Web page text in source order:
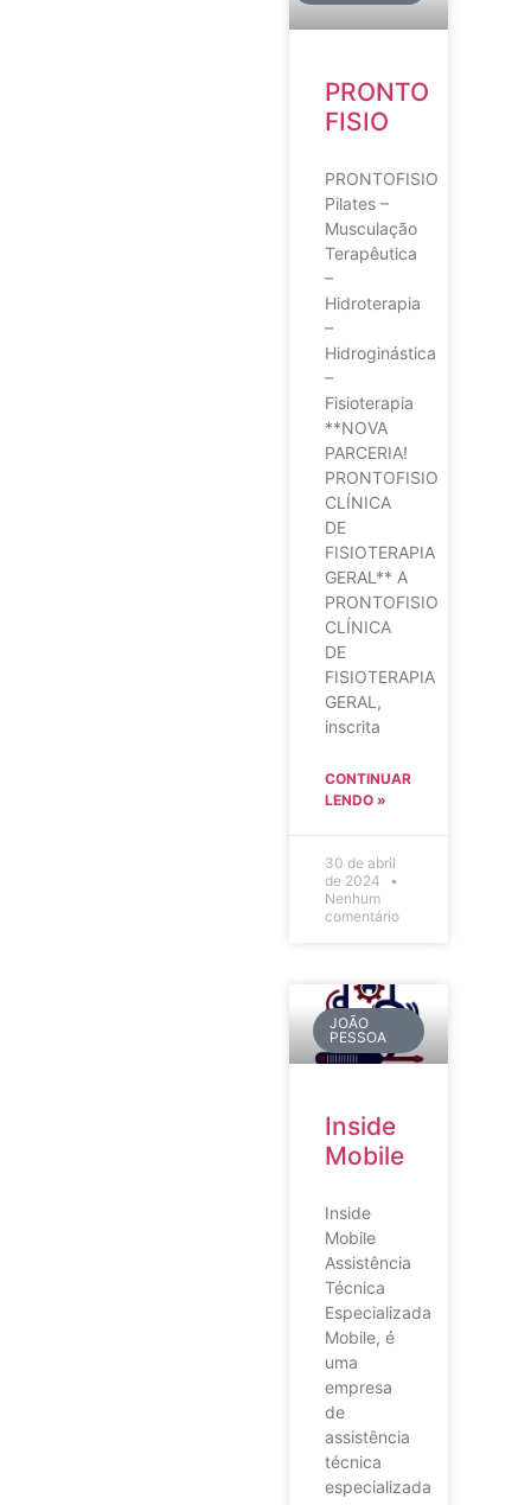
PRONTO
FISIO
PRONTOFISIO
Pilates –
Musculação
Terapêutica
–
Hidroterapia
–
Hidroginástica
–
Fisioterapia
**NOVA
PARCERIA!
PRONTOFISIO
CLÍNICA
DE
FISIOTERAPIA
GERAL** A
PRONTOFISIO
CLÍNICA
DE
FISIOTERAPIA
GERAL,
inscrita
CONTINUAR
LENDO »
30 de abril
de 2024
Nenhum
comentário
JOÃO
PESSOA
Inside
Mobile
Inside
Mobile
Assistência
Técnica
Especializada
Mobile, é
uma
empresa
de
assistência
técnica
especializada